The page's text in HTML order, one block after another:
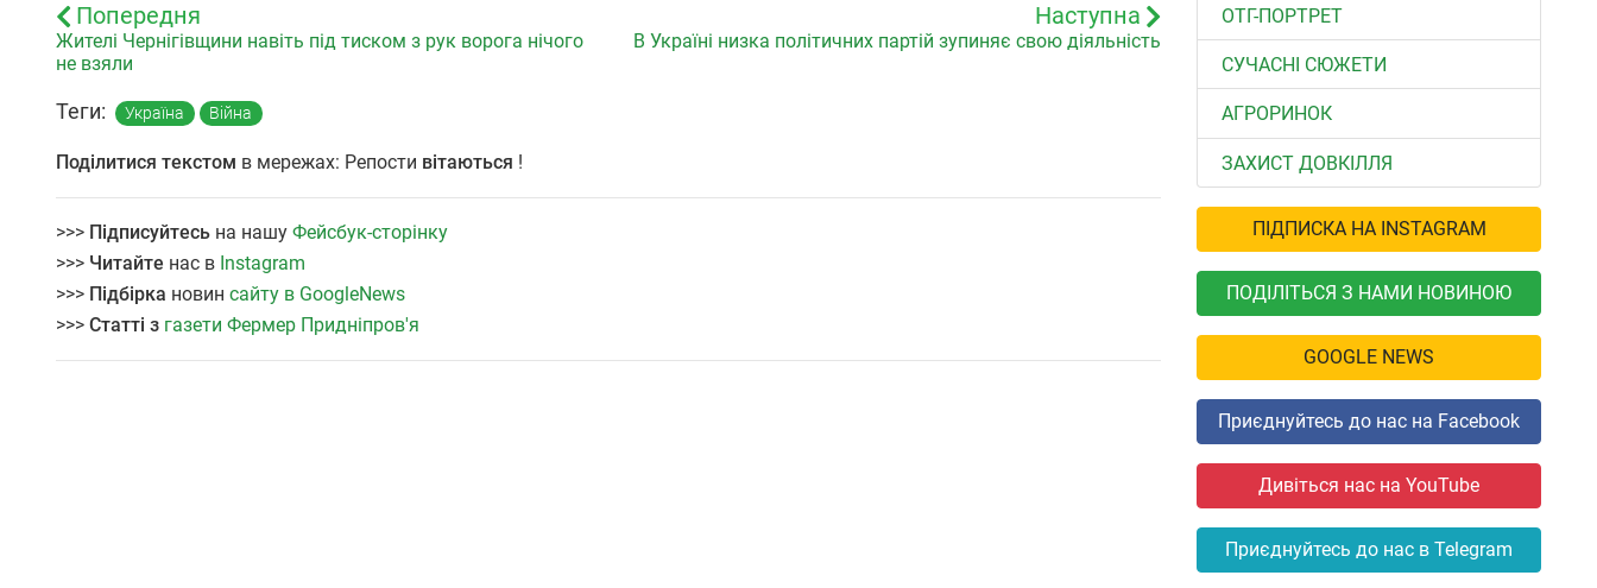
Попередня
Жителі Чернігівщини навіть під тиском з рук ворога нічого
не взяли
Наступна
В Україні низка політичних партій зупиняє свою діяльність
Теги: Україна Війна
Поділитися текстом в мережах: Репости вітаються !
>>> Підписуйтесь на нашу Фейсбук-сторінку
>>> Читайте нас в Instagram
>>> Підбірка новин сайту в GoogleNews
>>> Статті з газети Фермер Придніпров'я
ОТГ-ПОРТРЕТ
СУЧАСНІ СЮЖЕТИ
АГРОРИНОК
ЗАХИСТ ДОВКІЛЛЯ
ПІДПИСКА НА INSTAGRAM
ПОДІЛІТЬСЯ З НАМИ НОВИНОЮ
GOOGLE NEWS
Приєднуйтесь до нас на Facebook
Дивіться нас на YouTube
Приєднуйтесь до нас в Telegram